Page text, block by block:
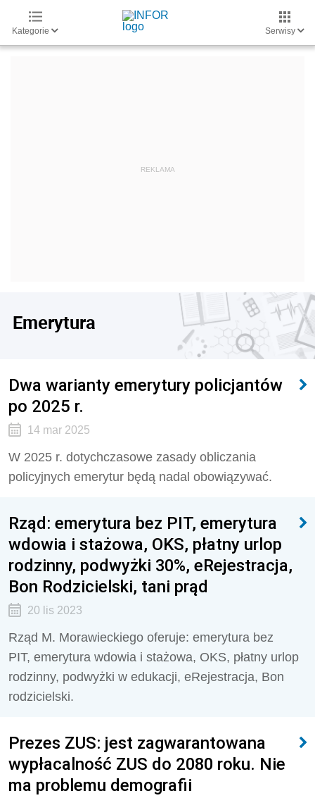
Kategorie Serwisy
Emerytura
Dwa warianty emerytury policjantów
po 2025 r.
14 mar 2025
W 2025 r. dotychczasowe zasady obliczania
policyjnych emerytur będą nadal obowiązywać.
Rząd: emerytura bez PIT, emerytura
wdowia i stażowa, OKS, płatny urlop
rodzinny, podwyżki 30%, eRejestracja,
Bon Rodzicielski, tani prąd
20 lis 2023
Rząd M. Morawieckiego oferuje: emerytura bez
PIT, emerytura wdowia i stażowa, OKS, płatny urlop
rodzinny, podwyżki w edukacji, eRejestracja, Bon
rodzicielski.
Prezes ZUS: jest zagwarantowana
wypłacalność ZUS do 2080 roku. Nie
ma problemu demografii